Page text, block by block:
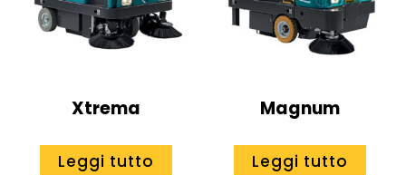
Xtrema
Leggi tutto
Magnum
Leggi tutto